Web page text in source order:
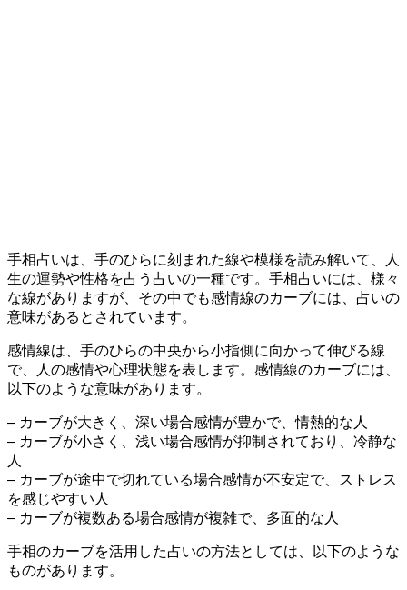
手相占いは、手のひらに刻まれた線や模様を読み解いて、人
生の運勢や性格を占う占いの一種です。手相占いには、様々
な線がありますが、その中でも感情線のカーブには、占いの
意味があるとされています。
感情線は、手のひらの中央から小指側に向かって伸びる線
で、人の感情や心理状態を表します。感情線のカーブには、
以下のような意味があります。
– カーブが大きく、深い場合感情が豊かで、情熱的な人
– カーブが小さく、浅い場合感情が抑制されており、冷静な
人
– カーブが途中で切れている場合感情が不安定で、ストレス
を感じやすい人
– カーブが複数ある場合感情が複雑で、多面的な人
手相のカーブを活用した占いの方法としては、以下のような
ものがあります。